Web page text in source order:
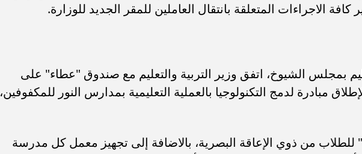
كافة الاجراءات المتعلقة بانتقال العاملين للمقر الجديد للوزارة.
بمجلس الشيوخ، اتفق وزير التربية والتعليم مع صندوق "عطاء" على
مبادرة لدمج التكنولوجيا بالعملية التعليمية بمدارس النور للمكفوفين،
من ذوي الإعاقة البصرية، بالاضافة إلى تجهيز معمل كل مدرسة